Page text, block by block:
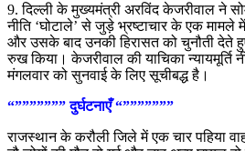
9. दिल्ली के मुख्यमंत्री अरविंद केजरीवाल ने
नीति ‘घोटाले’ से जुड़े भ्रष्टाचार के एक मामले में
और उसके बाद उनकी हिरासत को चुनौती देते
रुख किया। केजरीवाल की याचिका न्यायमूर्ति
मंगलवार को सुनवाई के लिए सूचीबद्ध है।
“””””””” दुर्घटनाएँ “”””””””
राजस्थान के करौली जिले में एक चार पहिया